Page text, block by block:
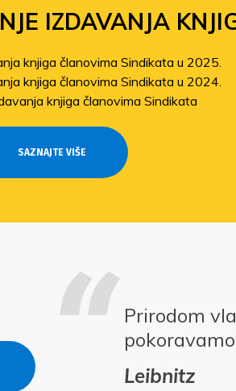
IZDAVANJA
knjiga članovima Sindikata u 2025.
knjiga članovima Sindikata u 2024.
knjiga članovima Sindikata
SAZNAJTE VIŠE
Prirodom
pokoravamo
Leibnitz